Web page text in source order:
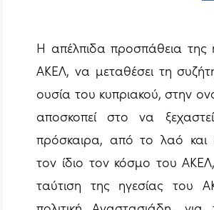
Η απέλπιδα προσπάθεια της
ΑΚΕΛ, να μεταθέσει τη
ουσία του κυπριακού, στην
αποσκοπεί στο να
πρόσκαιρα, από το λαό και
τον ίδιο τον κόσμο του
ταύτιση της ηγεσίας του